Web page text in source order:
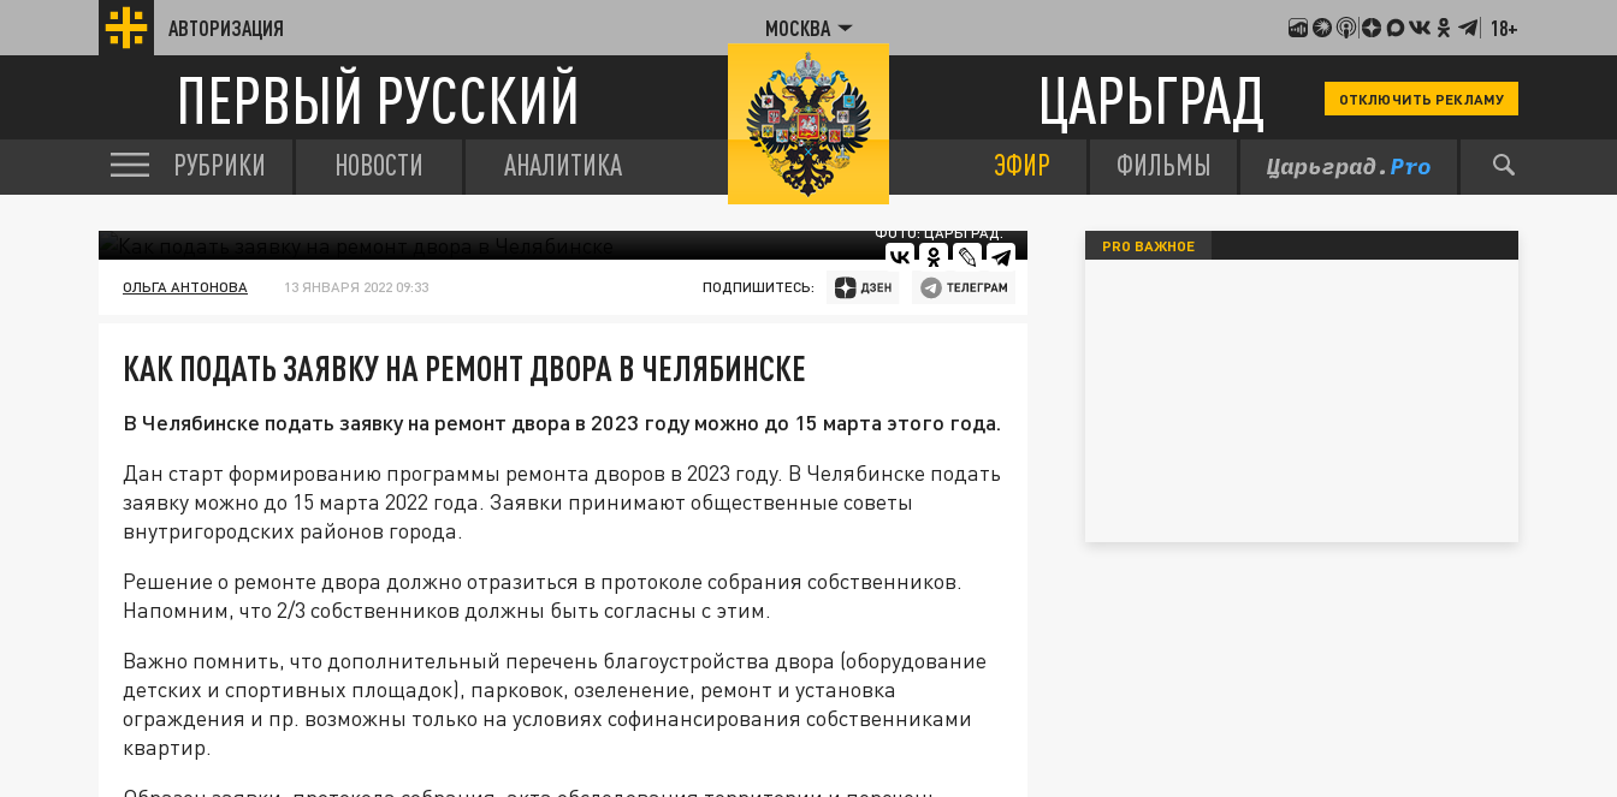
АВТОРИЗАЦИЯ МОСКВА 18+
ПЕРВЫЙ РУССКИЙ ЦАРЬГРАД ОТКЛЮЧИТЬ РЕКЛАМУ
РУБРИКИ НОВОСТИ АНАЛИТИКА ЭФИР ФИЛЬМЫ
ФОТО: ЦАРЬГРАД.
ОЛЬГА АНТОНОВА 13 ЯНВАРЯ 2022 09:33 ПОДПИШИТЕСЬ:
КАК ПОДАТЬ ЗАЯВКУ НА РЕМОНТ ДВОРА В ЧЕЛЯБИНСКЕ
В Челябинске подать заявку на ремонт двора в 2023 году можно до 15 марта этого года.
Дан старт формированию программы ремонта дворов в 2023 году. В Челябинске подать
заявку можно до 15 марта 2022 года. Заявки принимают общественные советы
внутригородских районов города.
Решение о ремонте двора должно отразиться в протоколе собрания собственников.
Напомним, что 2/3 собственников должны быть согласны с этим.
Важно помнить, что дополнительный перечень благоустройства двора (оборудование
детских и спортивных площадок), парковок, озеленение, ремонт и установка
ограждения и пр. возможны только на условиях софинансирования собственниками
квартир.
PRO ВАЖНОЕ